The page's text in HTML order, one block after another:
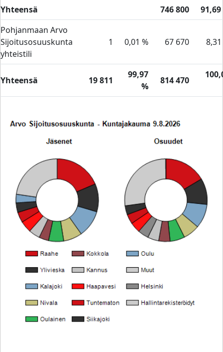
Yhteensä
746 800
91,69
Pohjanmaan Arvo
Sijoitusosuuskunta
yhteistili
1 0,01 % 67 670 8,31
Yhteensä 19 811
99,97
%
814 470